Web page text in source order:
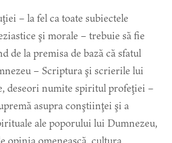
– la fel ca toate subiectele
şi morale – trebuie să fie
de la premisa de bază că sfatul
– Scriptura şi scrierile lui
deseori numite spiritul profeţiei –
asupra conştiinţei şi a
ale poporului lui Dumnezeu,